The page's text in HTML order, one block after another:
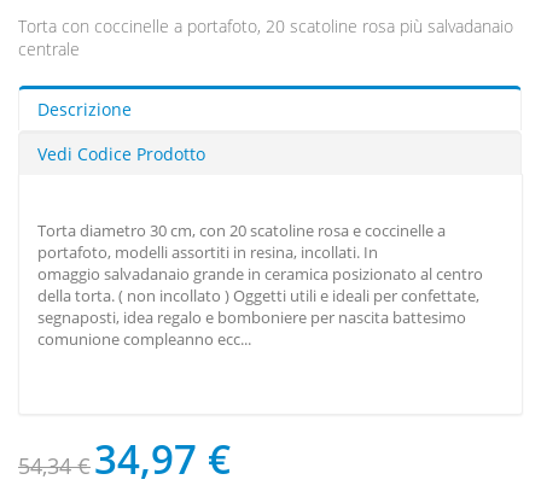
Torta con coccinelle a portafoto, 20 scatoline rosa più salvadanaio
centrale
Descrizione
Vedi Codice Prodotto
Torta diametro 30 cm, con 20 scatoline rosa e coccinelle a
portafoto, modelli assortiti in resina, incollati. In
omaggio salvadanaio grande in ceramica posizionato al centro
della torta. ( non incollato ) Oggetti utili e ideali per confettate,
segnaposti, idea regalo e bomboniere per nascita battesimo
comunione compleanno ecc...
54,34 €34,97 €